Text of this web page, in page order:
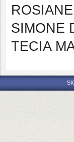
SIMONE
TECIA